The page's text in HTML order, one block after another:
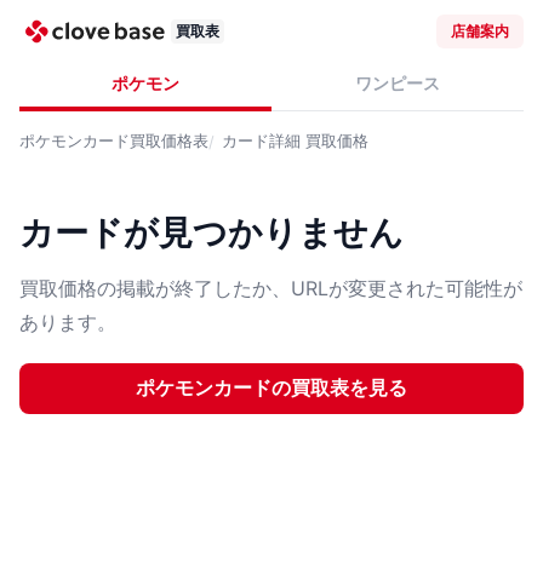
買取表 店舗案内
ポケモン ワンピース
ポケモンカード買取価格表 カード詳細 買取価格
カードが見つかりません
買取価格の掲載が終了したか、URLが変更された可能性が
あります。
ポケモンカードの買取表を見る